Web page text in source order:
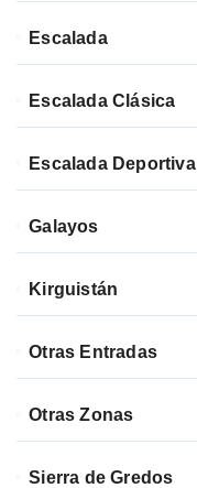
Escalada
Escalada Clásica
Escalada Deportiva
Galayos
Kirguistán
Otras Entradas
Otras Zonas
Sierra de Gredos